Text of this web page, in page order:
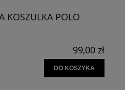
KOSZULKA POLO
99,00 zł
DO KOSZYKA